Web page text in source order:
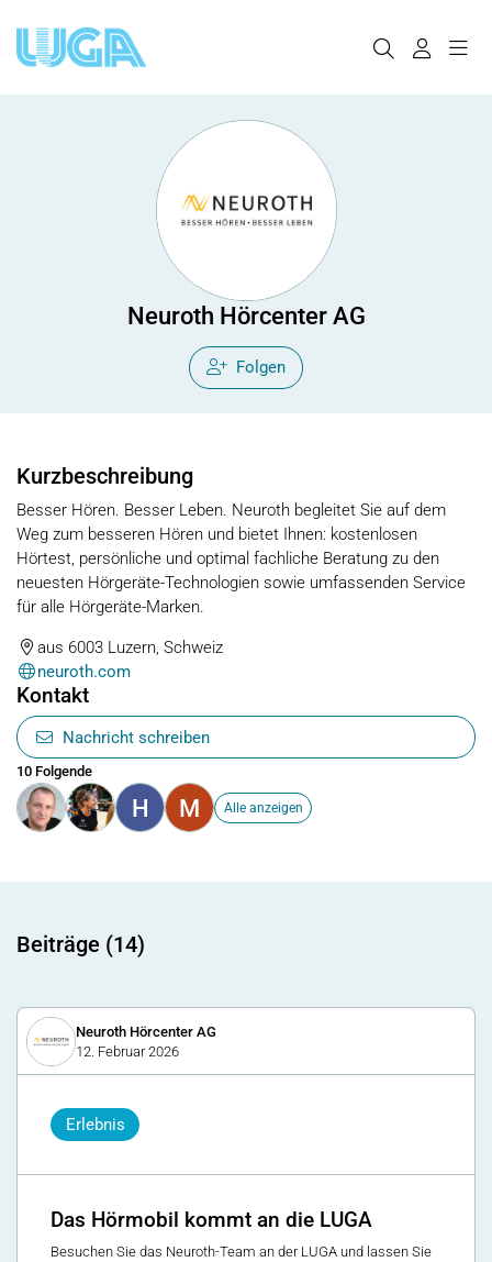
Neuroth Hörcenter AG
Folgen
Kurzbeschreibung
Besser Hören. Besser Leben. Neuroth begleitet Sie auf dem
Weg zum besseren Hören und bietet Ihnen: kostenlosen
Hörtest, persönliche und optimal fachliche Beratung zu den
neuesten Hörgeräte-Technologien sowie umfassenden Service
für alle Hörgeräte-Marken.
aus 6003 Luzern, Schweiz
neuroth.com
Kontakt
Nachricht schreiben
10 Folgende
H M Alle anzeigen
Beiträge (14)
Neuroth Hörcenter AG
12. Februar 2026
Erlebnis
Das Hörmobil kommt an die LUGA
Besuchen Sie das Neuroth-Team an der LUGA und lassen Sie